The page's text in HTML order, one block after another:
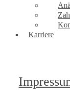
Karriere